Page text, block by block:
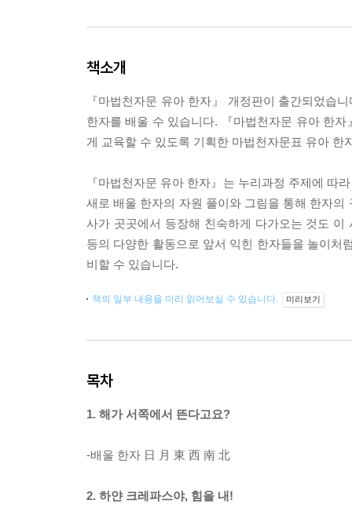
책소개
『마법천자문 유아 한자』 개정판이 출간되었습
한자를 배울 수 있습니다. 『마법천자문 유아 한
게 교육할 수 있도록 기획한 마법천자문표 유아 한
『마법천자문 유아 한자』는 누리과정 주제에 따
새로 배울 한자의 자원 풀이와 그림을 통해 한자
사가 곳곳에서 등장해 친숙하게 다가오는 것도
등의 다양한 활동으로 앞서 익힌 한자들을 놀이처
비할 수 있습니다.
책의 일부 내용을 미리 읽어보실 수 있습니다. 미리보기
목차
1. 해가 서쪽에서 뜬다고요?
-배울 한자 日 月 東 西 南 北
2. 하얀 크레파스야, 힘을 내!